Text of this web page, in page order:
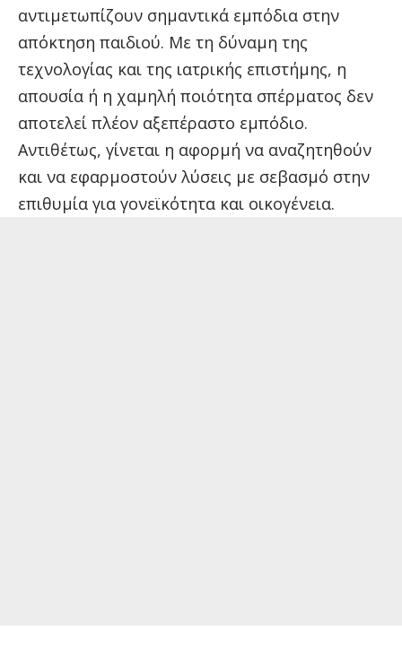
αντιμετωπίζουν σημαντικά εμπόδια στην
απόκτηση παιδιού. Με τη δύναμη της
τεχνολογίας και της ιατρικής επιστήμης, η
απουσία ή η χαμηλή ποιότητα σπέρματος δεν
αποτελεί πλέον αξεπέραστο εμπόδιο.
Αντιθέτως, γίνεται η αφορμή να αναζητηθούν
και να εφαρμοστούν λύσεις με σεβασμό στην
επιθυμία για γονεϊκότητα και οικογένεια.